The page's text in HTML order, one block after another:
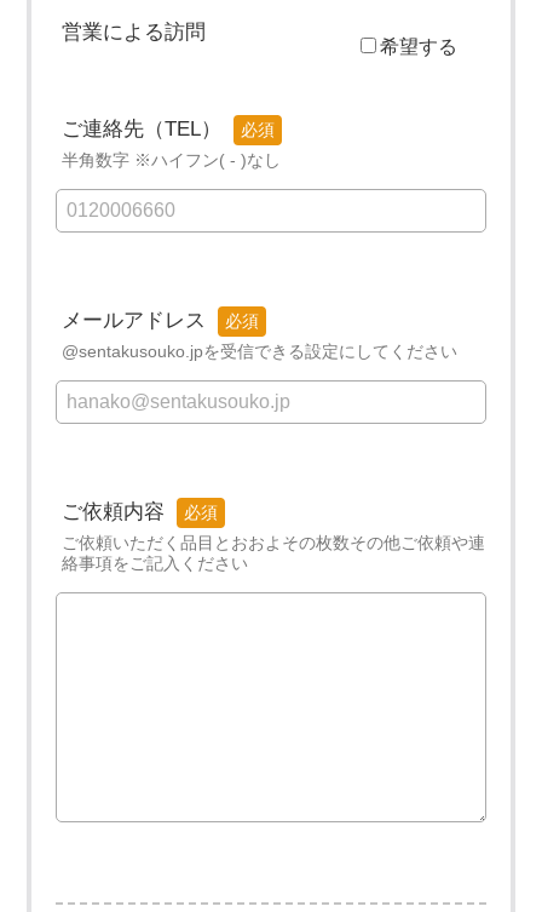
営業による訪問
希望する
ご連絡先（TEL）
半角数字 ※ハイフン( - )なし
メールアドレス
@sentakusouko.jpを受信できる設定にしてください
ご依頼内容
ご依頼いただく品目と おおよその枚数その他ご依頼や連
絡事項をご記入ください